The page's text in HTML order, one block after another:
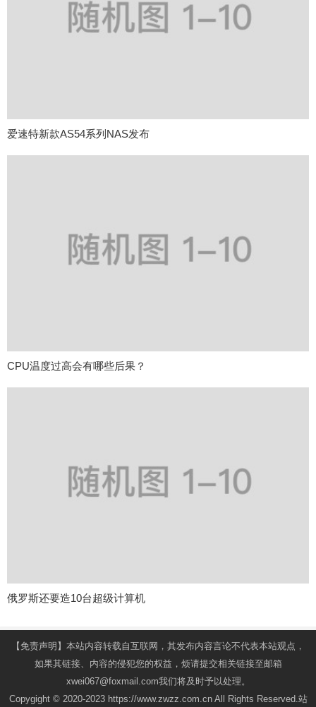
爱速特新款AS54系列NAS发布
CPU温度过高会有哪些后果？
俄罗斯还要造10台超级计算机
【免责声明】本站内容转载自互联网，其发布内容言论不代表本站观点，
如果其链接、内容的侵犯您的权益，烦请提交相关链接至邮箱
xwei067@foxmail.com我们将及时予以处理。
Copygight © 2020-2023 https://www.zwzz.com.cn All Rights Reserved.站